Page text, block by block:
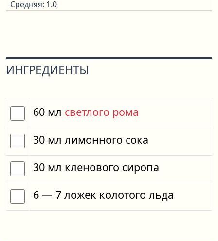
Средняя: 1.0
ИНГРЕДИЕНТЫ
60 мл светлого рома
30 мл лимонного сока
30 мл кленового сиропа
6 — 7 ложек колотого льда